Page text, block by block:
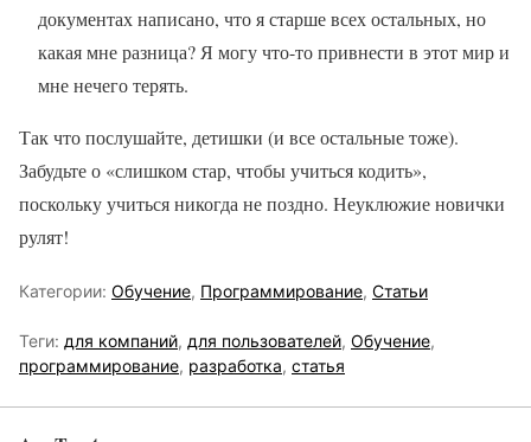
документах написано, что я старше всех остальных, но
какая мне разница? Я могу что-то привнести в этот мир и
мне нечего терять.
Так что послушайте, детишки (и все остальные тоже).
Забудьте о «слишком стар, чтобы учиться кодить»,
поскольку учиться никогда не поздно. Неуклюжие новички
рулят!
Категории: Обучение, Программирование, Статьи
Теги: для компаний, для пользователей, Обучение,
программирование, разработка, статья